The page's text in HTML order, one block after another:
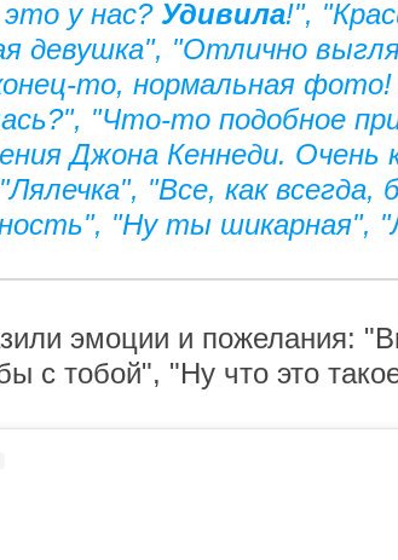
у нас? Удивила!",
девушка", "Отлично
то, нормальная фото!
"Что-то подобное
Джона Кеннеди. Очень
"Все, как всегда,
"Ну ты шикарная",
эмоции и пожелания:
с тобой", "Ну что это